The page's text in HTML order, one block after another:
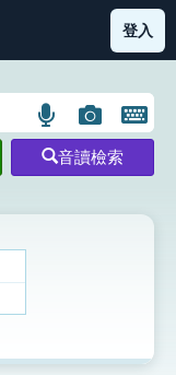
部首索引表圖示
登入
語
言
搜
圖
片
搜
開
鍵
圖
音讀檢索